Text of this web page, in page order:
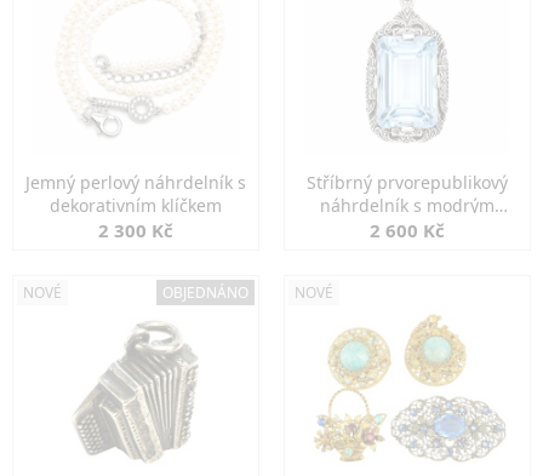
Jemný perlový náhrdelník s
dekorativním klíčkem
2 300 Kč
Stříbrný prvorepublikový
náhrdelník s modrým
spinelem
2 600 Kč
NOVÉ OBJEDNÁNO NOVÉ